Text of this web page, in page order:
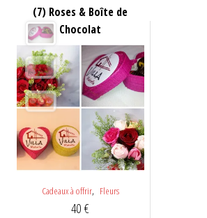
(7) Roses & Boîte de
Chocolat
Cadeaux à offrir, Fleurs
40€